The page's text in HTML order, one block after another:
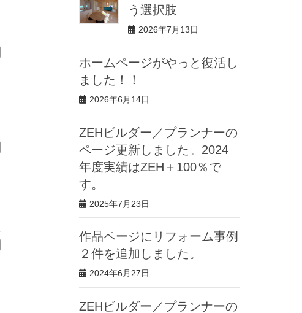
う選択肢
2026年7月13日
ホームページがやっと復活し
ました！！
2026年6月14日
ZEHビルダー／プランナーの
ページ更新しました。2024
年度実績はZEH＋100％で
す。
2025年7月23日
作品ページにリフォーム事例
２件を追加しました。
2024年6月27日
ZEHビルダー／プランナーの